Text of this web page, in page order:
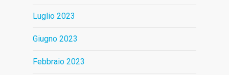
Luglio 2023
Giugno 2023
Febbraio 2023